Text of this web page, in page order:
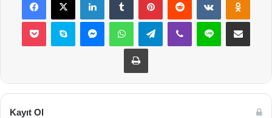
Pocket Skype MessengerWhatsAppTelegramViber Line E-Posta ile
Yazdır
Kayıt Ol